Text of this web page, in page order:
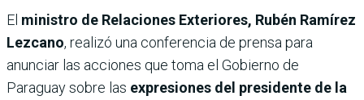
El ministro de Relaciones Exteriores, Rubén Ramírez
Lezcano, realizó una conferencia de prensa para
anunciar las acciones que toma el Gobierno de
Paraguay sobre las expresiones del presidente de la